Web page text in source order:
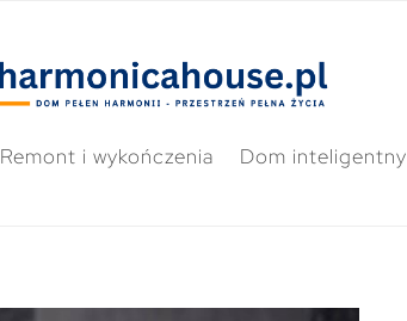
Remont i wykończenia Dom inteligentny